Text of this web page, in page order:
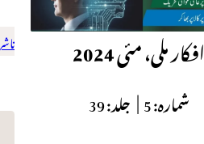
افکار ملی، مئی 2024
شمارہ: جلد:39